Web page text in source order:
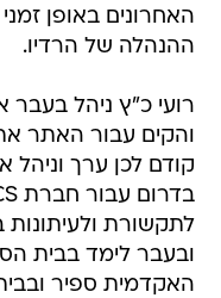
האחרונים באופן
ההנהלה של הרדיו.
רועי כ"ץ ניהל
והקים עבור האתר
קודם לכן ערך
לתקשורת ולעיתונות
ובעבר לימד בבית
האקדמית ספיר